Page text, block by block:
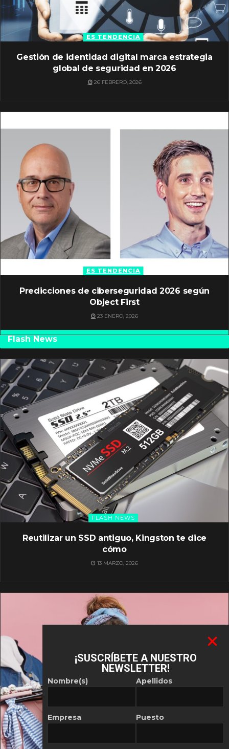
ES TENDENCIA
Gestión de identidad digital marca estrategia
global de seguridad en 2026
26 FEBRERO, 2026
ES TENDENCIA
Predicciones de ciberseguridad 2026 según
Object First
23 ENERO, 2026
Flash News
FLASH NEWS
Reutilizar un SSD antiguo, Kingston te dice
cómo
13 MARZO, 2026
¡SUSCRÍBETE A NUESTRO
NEWSLETTER!
Nombre(s)
Empresa
Apellidos
Puesto